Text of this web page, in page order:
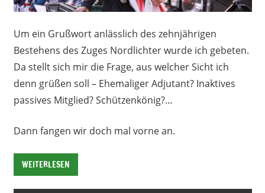
Um ein Grußwort anlässlich des zehnjährigen
Bestehens des Zuges Nordlichter wurde ich gebeten.
Da stellt sich mir die Frage, aus welcher Sicht ich
denn grüßen soll – Ehemaliger Adjutant? Inaktives
passives Mitglied? Schützenkönig?…
Dann fangen wir doch mal vorne an.
WEITERLESEN